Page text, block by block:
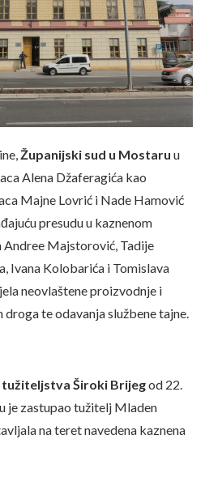
Županijski sud u Mostaru u
Alena Džaferagića kao
Majne Lovrić i Nade Hamović
presudu u kaznenom
Majstorović, Tadije
Ivana Kolobarića i Tomislava
neovlaštene proizvodnje i
te odavanja službene tajne.
Široki Brijegod 22.
je zastupao tužitelj Mladen
na teret navedena kaznena